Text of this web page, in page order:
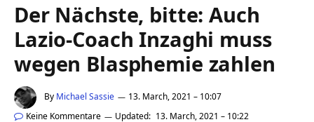
Der Nächste, bitte: Auch
Lazio-Coach Inzaghi muss
wegen Blasphemie zahlen
By Michael Sassie
13. March, 2021 – 10:07
Keine Kommentare
Updated: 13. March, 2021 – 10:22